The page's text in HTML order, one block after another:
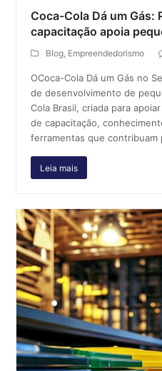
Coca-Cola Dá um Gás:
capacitação apoia
Blog, Empreendedorismo
OCoca-Cola Dá um Gás no
de desenvolvimento de
Cola Brasil, criada para
de capacitação,
ferramentas que
Leia mais